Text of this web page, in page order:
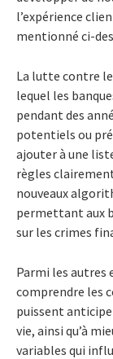
l’expérience
mentionné ci-
La lutte contre
lequel les
pendant des
potentiels ou
ajouter à une
règles
nouveaux
permettant aux
sur les crimes
Parmi les autres
comprendre les
puissent
vie, ainsi qu’à
variables qui